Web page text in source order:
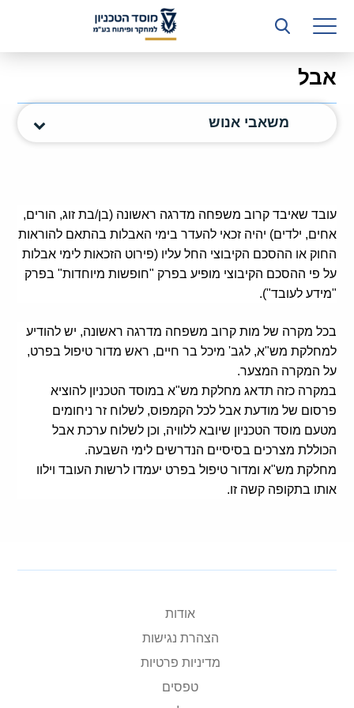
רשות המחקר
היחידה העסקית (T3)
קשרי תעשייה
ביה”ס ללימודי המשך
כספים וכלכלה
מחלקת תפעול
לוח משרות
קולות קוראים
אודות ושירותים
English
אבל
משאבי אנוש
עובד שאיבד קרוב משפחה מדרגה ראשונה (בן/בת זוג, הורים,
אחים, ילדים) יהיה זכאי להעדר בימי האבלות בהתאם להוראות
החוק או ההסכם הקיבוצי החל עליו (פירוט הזכאות לימי אבלות
על פי ההסכם הקיבוצי מופיע בפרק "חופשות מיוחדות" בפרק
"מידע לעובד").
בכל מקרה של מות קרוב משפחה מדרגה ראשונה, יש להודיע
למחלקת מש"א, לגב' מיכל בר חיים, ראש מדור טיפול בפרט,
על המקרה המצער.
במקרה כזה תדאג מחלקת מש"א במוסד הטכניון להוציא
פרסום של מודעת אבל לכל הקמפוס, לשלוח זר ניחומים
מטעם מוסד הטכניון שיובא ללוויה, וכן לשלוח ערכת אבל
הכוללת מצרכים בסיסיים הנדרשים לימי השבעה.
מחלקת מש"א ומדור טיפול בפרט יעמדו לרשות העובד וילוו
אותו בתקופה קשה זו.
אודות
הצהרת נגישות
מדיניות פרטיות
טפסים